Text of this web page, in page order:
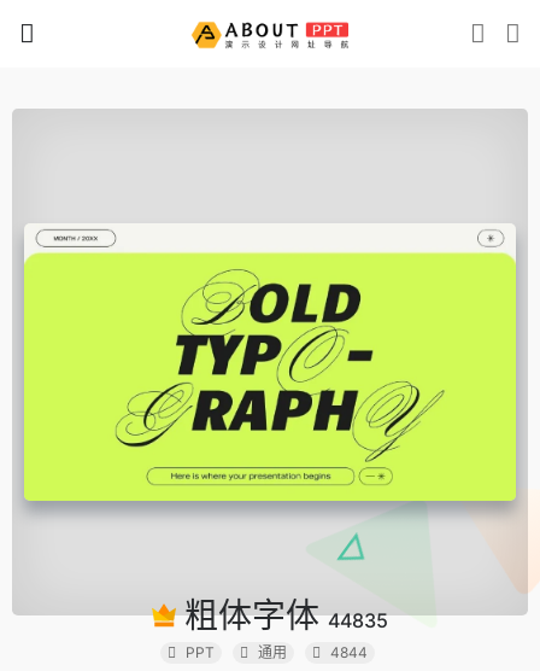
粗体字体44835
PPT 通用 4844